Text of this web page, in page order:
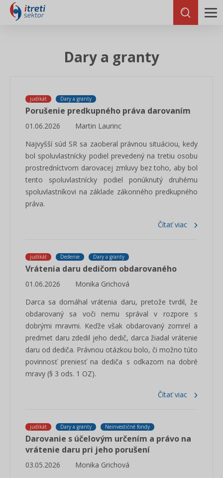
Dary a granty
judikát Dary a granty
Porušenie predkupného práva darovaním
01.06.2026
Martin Laurinc
Najvyšší súd SR sa zaoberal právnou situáciou, kedy
bol spoluvlastnícky podiel prevedený na tretiu osobu
prostredníctvom darovacej zmluvy bez toho, aby bol
tento spoluvlastnícky podiel ponúknutý druhému
spoluvlastníkovi na základe zákonného predkupného
práva.
Čítať viac
judikát Dedenie Dary a granty
Vrátenia daru dedičom obdarovaného
01.06.2026
Monika Grichová
Darca sa domáhal vrátenia daru, pretože tvrdil, že
obdarovaný sa voči nemu správal v rozpore s
dobrými mravmi. Keďže však obdarovaný zomrel a
predmet daru zdedil jeho dedič, darca žiadal vrátenie
daru od dediča. Právnou otázkou bolo, či možno túto
povinnosť preniesť na dediča s odkazom na dobré
mravy (§ 3 ods. 1 OZ).
Čítať viac
judikát Dary a granty Neinvestičné fondy
Darovanie s účelovým určením a právo na
vrátenie daru pri jeho porušení
03.05.2026
Monika Grichová